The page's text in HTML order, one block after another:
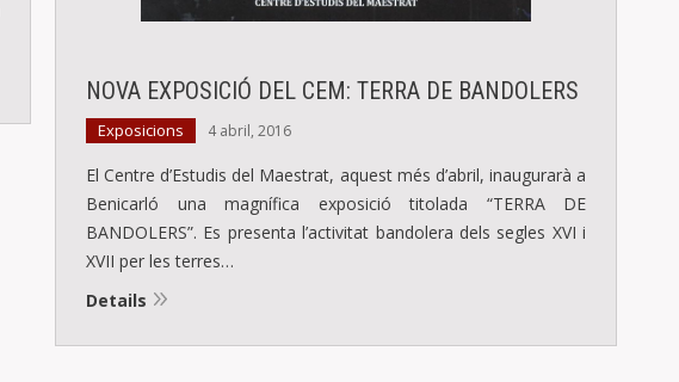
NOVA EXPOSICIÓ DEL CEM: TERRA DE BANDOLERS
Exposicions 4 abril, 2016
El Centre d’Estudis del Maestrat, aquest més d’abril, inaugurarà a
Benicarló una magnífica exposició titolada “TERRA DE
BANDOLERS”. Es presenta l’activitat bandolera dels segles XVI i
XVII per les terres…
Details